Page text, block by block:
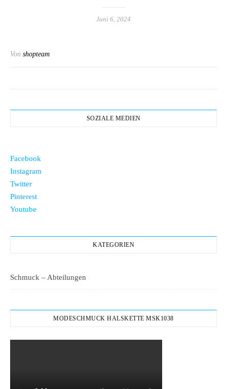
Juni 6, 2024
Von shopteam
SOZIALE MEDIEN
Facebook
Instagram
Twitter
Pinterest
Youtube
KATEGORIEN
Schmuck – Abteilungen
MODESCHMUCK HALSKETTE MSK1038